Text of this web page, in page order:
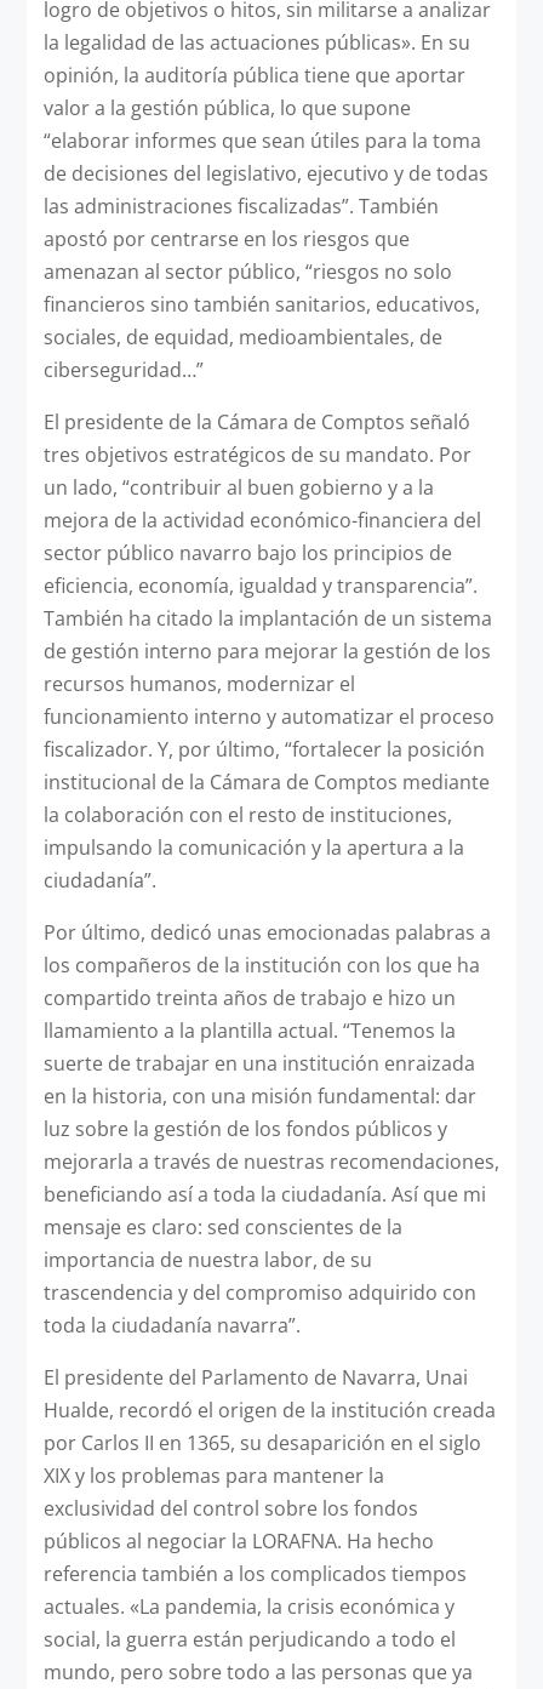
logro de objetivos o hitos, sin militarse a analizar
la legalidad de las actuaciones públicas». En su
opinión, la auditoría pública tiene que aportar
valor a la gestión pública, lo que supone
“elaborar informes que sean útiles para la toma
de decisiones del legislativo, ejecutivo y de todas
las administraciones fiscalizadas”. También
apostó por centrarse en los riesgos que
amenazan al sector público, “riesgos no solo
financieros sino también sanitarios, educativos,
sociales, de equidad, medioambientales, de
ciberseguridad…”
El presidente de la Cámara de Comptos señaló
tres objetivos estratégicos de su mandato. Por
un lado, “contribuir al buen gobierno y a la
mejora de la actividad económico-financiera del
sector público navarro bajo los principios de
eficiencia, economía, igualdad y transparencia”.
También ha citado la implantación de un sistema
de gestión interno para mejorar la gestión de los
recursos humanos, modernizar el
funcionamiento interno y automatizar el proceso
fiscalizador. Y, por último, “fortalecer la posición
institucional de la Cámara de Comptos mediante
la colaboración con el resto de instituciones,
impulsando la comunicación y la apertura a la
ciudadanía”.
Por último, dedicó unas emocionadas palabras a
los compañeros de la institución con los que ha
compartido treinta años de trabajo e hizo un
llamamiento a la plantilla actual. “Tenemos la
suerte de trabajar en una institución enraizada
en la historia, con una misión fundamental: dar
luz sobre la gestión de los fondos públicos y
mejorarla a través de nuestras recomendaciones,
beneficiando así a toda la ciudadanía. Así que mi
mensaje es claro: sed conscientes de la
importancia de nuestra labor, de su
trascendencia y del compromiso adquirido con
toda la ciudadanía navarra”.
El presidente del Parlamento de Navarra, Unai
Hualde, recordó el origen de la institución creada
por Carlos II en 1365, su desaparición en el siglo
XIX y los problemas para mantener la
exclusividad del control sobre los fondos
públicos al negociar la LORAFNA. Ha hecho
referencia también a los complicados tiempos
actuales. «La pandemia, la crisis económica y
social, la guerra están perjudicando a todo el
mundo, pero sobre todo a las personas que ya